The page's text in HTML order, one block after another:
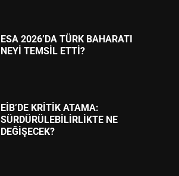
ESA 2026’DA TÜRK BAHARATI
NEYİ TEMSİL ETTİ?
EİB’DE KRİTİK ATAMA:
SÜRDÜRÜLEBİLİRLİKTE NE
DEĞİŞECEK?